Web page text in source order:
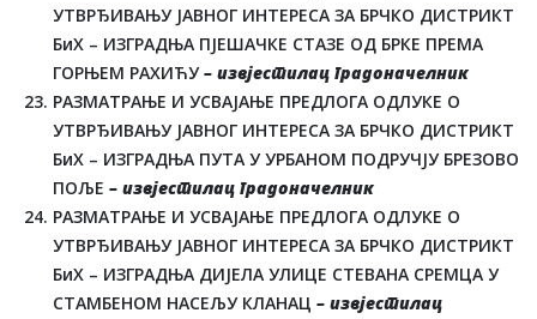
УТВРЂИВАЊУ ЈАВНОГ ИНТЕРЕСА ЗА БРЧКО ДИСТРИКТ
БиХ – ИЗГРАДЊА ПЈЕШАЧКЕ СТАЗЕ ОД БРКЕ ПРЕМА
ГОРЊЕМ РАХИЋУ– извјестилац градоначелник
РАЗМАТРАЊЕ И УСВАЈАЊЕ ПРЕДЛОГА ОДЛУКЕ О
УТВРЂИВАЊУ ЈАВНОГ ИНТЕРЕСА ЗА БРЧКО ДИСТРИКТ
БиХ – ИЗГРАДЊА ПУТА У УРБАНОМ ПОДРУЧЈУ БРЕЗОВО
ПОЉЕ – извјестилац градоначелник
РАЗМАТРАЊЕ И УСВАЈАЊЕ ПРЕДЛОГА ОДЛУКЕ О
УТВРЂИВАЊУ ЈАВНОГ ИНТЕРЕСА ЗА БРЧКО ДИСТРИКТ
БиХ – ИЗГРАДЊА ДИЈЕЛА УЛИЦЕ СТЕВАНА СРЕМЦА У
СТАМБЕНОМ НАСЕЉУ КЛАНАЦ – извјестилац